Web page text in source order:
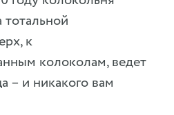
к
колоколам, ведет
– и никакого вам